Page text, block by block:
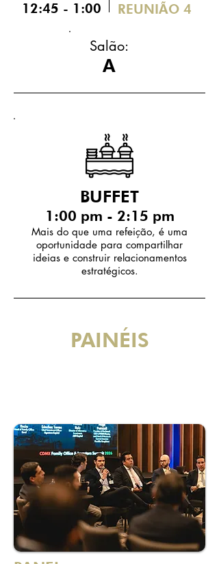
12:45 - 1:00
REUNIÃO 4
Salão:
A
BUFFET
1:00 pm - 2:15 pm
Mais do que uma refeição, é uma
oportunidade para compartilhar
ideias e construir relacionamentos
estratégicos.
PAINÉIS